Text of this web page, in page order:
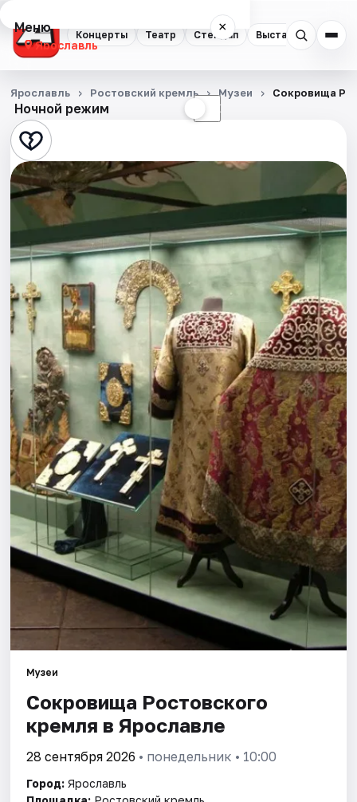
Концерты Театр Стендап Выставки
Меню ×
Ярославль
Концерты
Театр
Стендап
Выставки
Квесты
Экскурсии
События
Города
Площадки
Артисты
Рейтинги
Ночной режим ☾
Ярославль Ростовский кремль Музеи Сокровища
Музеи
Сокровища Ростовского
кремля в Ярославле
28 сентября 2026 • понедельник • 10:00
Город: Ярославль